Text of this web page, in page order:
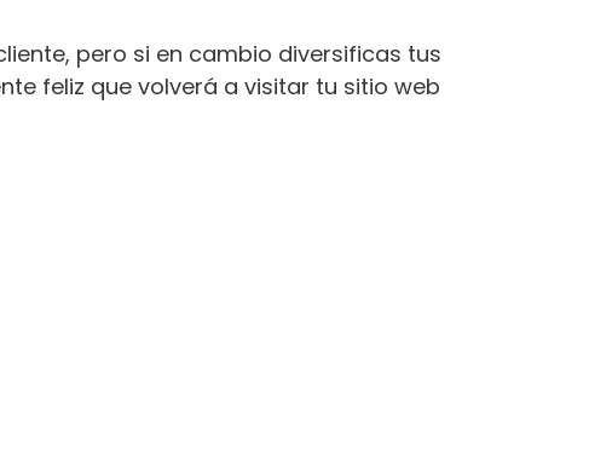
pero si en cambio diversificas tus
feliz que volverá a visitar tu sitio web